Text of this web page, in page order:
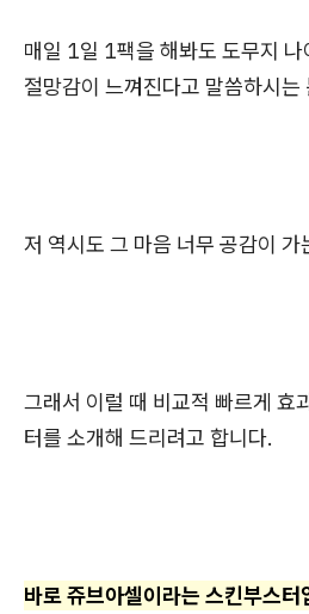
매일 1일 1팩을 해봐도 도무지
절망감이 느껴진다고 말씀하시
저 역시도 그 마음 너무 공감이 가
그래서 이럴 때 비교적 빠르게 효
터를 소개해 드리려고 합니다.
바로 쥬브아셀이라는 스킨부스터